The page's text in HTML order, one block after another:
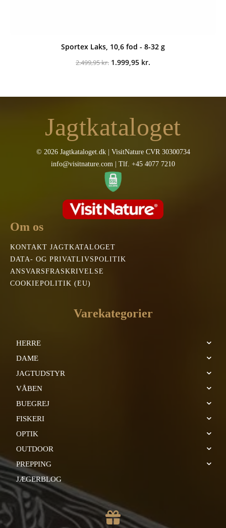
Sportex Laks, 10,6 fod - 8-32 g
2.499,95kr. Den
1.999,95 kr.
Jagtkataloget
© 2026 Jagtkataloget.dk | VisitNature CVR 30300734
info@visitnature.com | Tlf. +45 4077 7210
Om os
KONTAKT JAGTKATALOGET
DATA- OG PRIVATLIVSPOLITIK
ANSVARSFRASKRIVELSE
COOKIEPOLITIK (EU)
Varekategorier
HERRE
DAME
JAGTUDSTYR
VÅBEN
BUEGREJ
FISKERI
OPTIK
OUTDOOR
PREPPING
JÆGERBLOG